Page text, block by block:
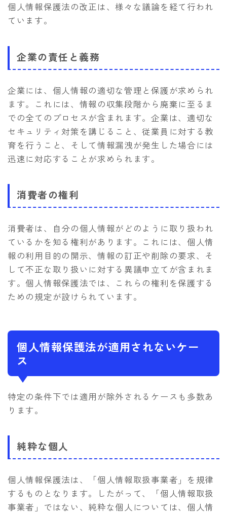
個人情報保護法の改正は、様々な議論を経て行われ
ています。
企業の責任と義務
企業には、個人情報の適切な管理と保護が求められ
ます。これには、情報の収集段階から廃棄に至るま
での全てのプロセスが含まれます。企業は、適切な
セキュリティ対策を講じること、従業員に対する教
育を行うこと、そして情報漏洩が発生した場合には
迅速に対応することが求められます。
消費者の権利
消費者は、自分の個人情報がどのように取り扱われ
ているかを知る権利があります。これには、個人情
報の利用目的の開示、情報の訂正や削除の要求、そ
して不正な取り扱いに対する異議申立てが含まれま
す。個人情報保護法では、これらの権利を保護する
ための規定が設けられています。
個人情報保護法が適用されないケー
ス
特定の条件下では適用が除外されるケースも多数あ
ります。
純粋な個人
個人情報保護法は、「個人情報取扱事業者」を規律
するものとなります。したがって、「個人情報取扱
事業者」ではない、純粋な個人については、個人情